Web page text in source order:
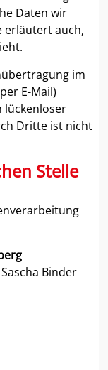
Daten wir
erläutert auch,
im
E-Mail)
lückenloser
Dritte ist nicht
Stelle
Binder